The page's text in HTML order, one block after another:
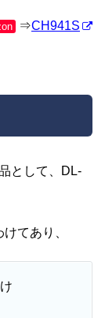
⇒CH941S
として、DL-
てあり、